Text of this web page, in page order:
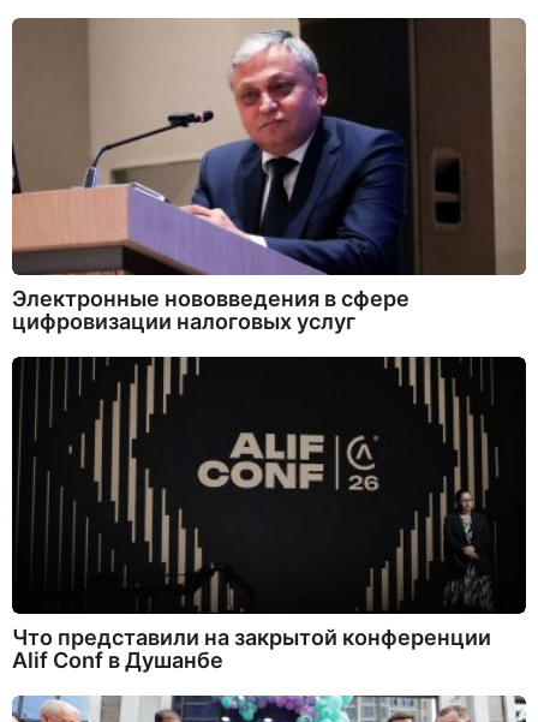
Электронные нововведения в сфере
цифровизации налоговых услуг
Что представили на закрытой конференции
Alif Conf в Душанбе